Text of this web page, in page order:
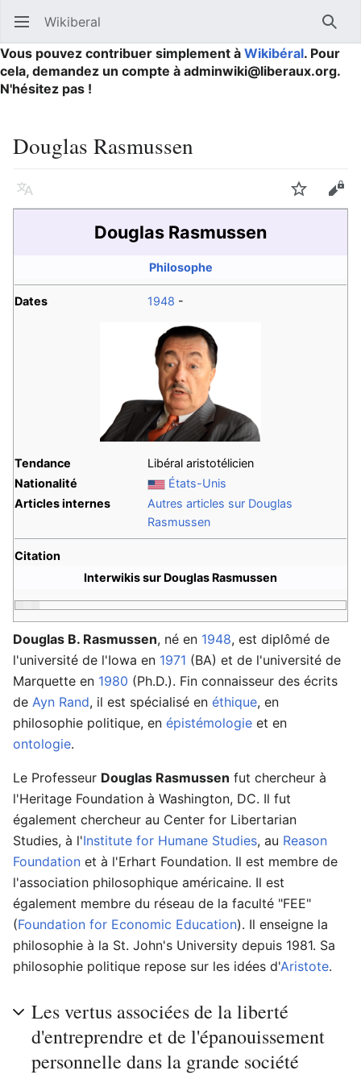
Ouvrir le menu principal Wikiberal
Vous pouvez contribuer simplement à Wikibéral. Pour
cela, demandez un compte à adminwiki@liberaux.org.
N'hésitez pas !
Douglas Rasmussen
Langue Suivre
Douglas Rasmussen
Philosophe
Dates 1948 -
Tendance
Libéral aristotélicien
Nationalité
États-Unis
Articles internes
Autres articles sur Douglas
Rasmussen
Citation
Interwikis sur Douglas Rasmussen
Douglas B. Rasmussen, né en 1948, est diplômé de
l'université de l'Iowa en 1971 (BA) et de l'université de
Marquette en 1980 (Ph.D.). Fin connaisseur des écrits
de Ayn Rand, il est spécialisé en éthique, en
philosophie politique, en épistémologie et en
ontologie.
Le Professeur Douglas Rasmussen fut chercheur à
l'Heritage Foundation à Washington, DC. Il fut
également chercheur au Center for Libertarian
Studies, à l'Institute for Humane Studies, au Reason
Foundation et à l'Erhart Foundation. Il est membre de
l'association philosophique américaine. Il est
également membre du réseau de la faculté "FEE"
(Foundation for Economic Education). Il enseigne la
philosophie à la St. John's University depuis 1981. Sa
philosophie politique repose sur les idées d'Aristote.
Les vertus associées de la liberté
d'entreprendre et de l'épanouissement
personnelle dans la grande société